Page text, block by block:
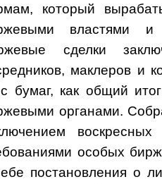
который
властями и
сделки
маклеров и
бумаг, как общий
органами.
особых
постановления о